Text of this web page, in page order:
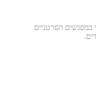
הפרטניים